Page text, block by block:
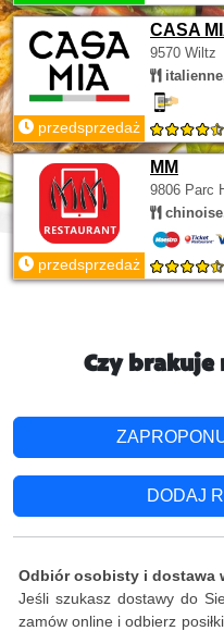
CASA
9570 Wiltz
przedsprzedaż
MM
9806 Parc
przedsprzedaż
Czy brakuje
DODAJ
Odbiór osobisty i dostawa
Jeśli szukasz dostawy do
zamów online i odbierz